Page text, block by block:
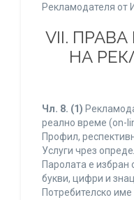
Рекламодателя от
VII.
НА
Чл. 8. (1)
реално време (on-
Профил,
Услуги чрез
Паролата е избран
букви, цифри и
Потребителско